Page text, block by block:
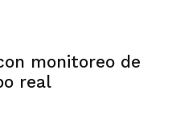
monitoreo de
real